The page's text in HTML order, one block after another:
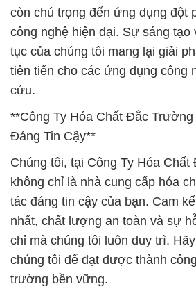
còn chú trọng đến ứng dụng đột
công nghệ hiện đại. Sự sáng tạo
tục của chúng tôi mang lại giải
tiên tiến cho các ứng dụng công
cứu.
**Công Ty Hóa Chất Đắc
Đáng Tin Cậy**
Chúng tôi, tại Công Ty Hóa
không chỉ là nhà cung cấp hóa
tác đáng tin cậy của bạn. Cam
nhất, chất lượng an toàn và sự
chỉ mà chúng tôi luôn duy trì.
chúng tôi để đạt được thành
trường bền vững.